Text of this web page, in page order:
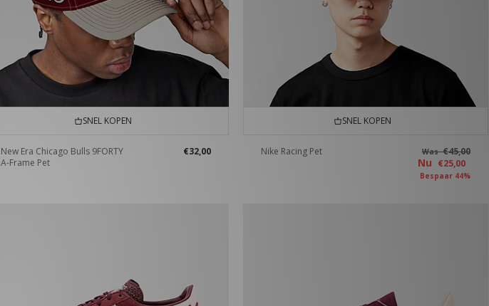
SNEL KOPEN
New Era Chicago Bulls 9FORTY
A-Frame Pet
€32,00
SNEL KOPEN
Nike Racing Pet Was€45,00
Nu €25,00
Bespaar 44%